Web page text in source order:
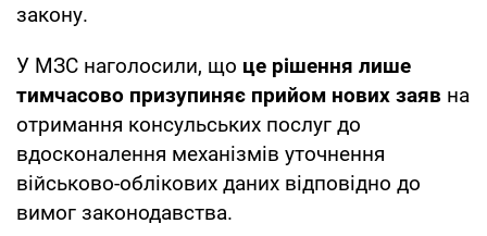
закону.
У МЗС наголосили, що це рішення лише
тимчасово призупиняє прийом нових заяв на
отримання консульських послуг до
вдосконалення механізмів уточнення
військово-облікових даних відповідно до
вимог законодавства.